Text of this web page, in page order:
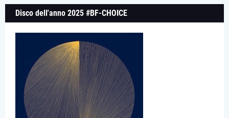
Disco dell'anno 2025 #BF-CHOICE